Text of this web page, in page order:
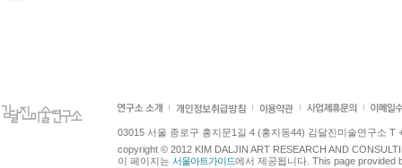
03015 서울 종로구 홍지문1길 4 (홍지동44) 김달진미술연구소 T
copyright © 2012 KIM DALJIN ART RESEARCH AND
이 페이지는 서울아트가이드에서 제공됩니다. This page provided